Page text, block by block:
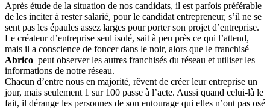
Après étude de la situation de nos candidats, il est parfois préférable
de les inciter à rester salarié, pour le candidat entrepreneur, s’il ne se
sent pas les épaules assez larges pour porter son projet d’entreprise.
Le créateur d’entreprise seul isolé, sait à peu près ce qui l’attend,
mais il a conscience de foncer dans le noir, alors que le franchisé
Abrico peut observer les autres franchisés du réseau et utiliser les
informations de notre réseau.
Chacun d’entre nous en majorité, rêvent de créer leur entreprise un
jour, mais seulement 1 sur 100 passe à l’acte. Aussi quand celui-là le
fait, il dérange les personnes de son entourage qui elles n’ont pas osé